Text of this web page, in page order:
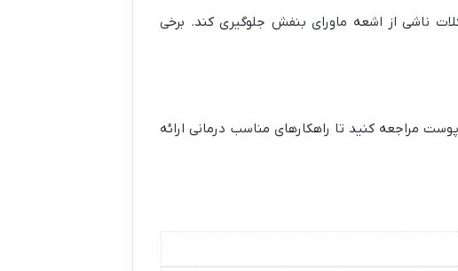
ناشی از اشعه ماورای بنفش جلوگیری کند. برخی
کنید تا راهکارهای مناسب درمانی ارائه